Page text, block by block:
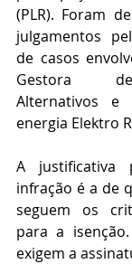
(PLR). Foram
julgamentos
de casos
Gestora
Alternativos
energia Elektro
A
infração é a de
seguem os
para a
exigem a